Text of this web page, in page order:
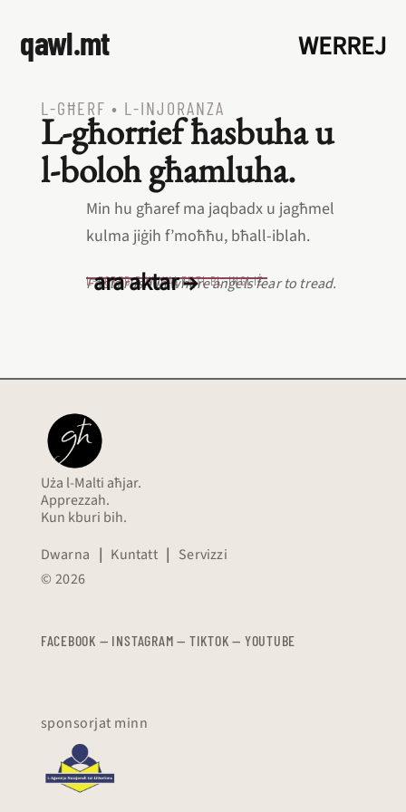
qawl.mt WERREJ
L‑GĦERF • L‑INJORANZA
L‑għorrief ħasbuha u
l‑boloh għamluha.
Min hu għaref ma jaqbadx u jagħmel
kulma jiġih f’moħħu, bħall‑iblah.
L‑EQREB EKWIVALENTI BL‑INGLIŻ
Fools rush in where angels fear to tread.
ara aktar →
Uża l-Malti aħjar.
Apprezzah.
Kun kburi bih.
Dwarna | Kuntatt | Servizzi
© 2026
FACEBOOK — INSTAGRAM — TIKTOK — YOUTUBE
sponsorjat minn